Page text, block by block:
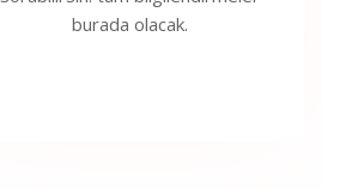
burada olacak.